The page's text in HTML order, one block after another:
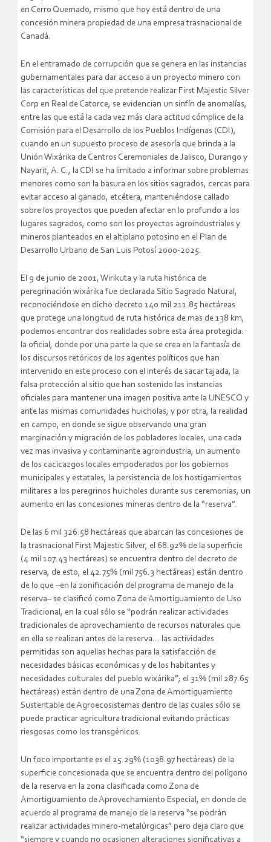
en Cerro Quemado, mismo que hoy está dentro de una
concesión minera propiedad de una empresa trasnacional de
Canadá.
En el entramado de corrupción que se genera en las instancias
gubernamentales para dar acceso a un proyecto minero con
las características del que pretende realizar First Majestic Silver
Corp en Real de Catorce, se evidencian un sinfín de anomalías,
entre las que está la cada vez más clara actitud cómplice de la
Comisión para el Desarrollo de los Pueblos Indígenas (CDI),
cuando en un supuesto proceso de asesoría que brinda a la
Unión Wixárika de Centros Ceremoniales de Jalisco, Durango y
Nayarit, A. C., la CDI se ha limitado a informar sobre problemas
menores como son la basura en los sitios sagrados, cercas para
evitar acceso al ganado, etcétera, manteniéndose callado
sobre los proyectos que pueden afectar en lo profundo a los
lugares sagrados, como son los proyectos agroindustriales y
mineros planteados en el altiplano potosino en el Plan de
Desarrollo Urbano de San Luis Potosí 2000-2025.
El 9 de junio de 2001, Wirikuta y la ruta histórica de
peregrinación wixárika fue declarada Sitio Sagrado Natural,
reconociéndose en dicho decreto 140 mil 211.85 hectáreas
que protege una longitud de ruta histórica de mas de 138 km,
podemos encontrar dos realidades sobre esta área protegida:
la oficial, donde por una parte la que se crea en la fantasía de
los discursos retóricos de los agentes políticos que han
intervenido en este proceso con el interés de sacar tajada, la
falsa protección al sitio que han sostenido las instancias
oficiales para mantener una imagen positiva ante la UNESCO y
ante las mismas comunidades huicholas; y por otra, la realidad
en campo, en donde se sigue observando una gran
marginación y migración de los pobladores locales, una cada
vez mas invasiva y contaminante agroindustria, un aumento
de los cacicazgos locales empoderados por los gobiernos
municipales y estatales, la persistencia de los hostigamientos
militares a los peregrinos huicholes durante sus ceremonias, un
aumento en las concesiones mineras dentro de la “reserva”.
De las 6 mil 326.58 hectáreas que abarcan las concesiones de
la trasnacional First Majestic Silver, el 68.92% de la superficie
(4 mil 107.43 hectáreas) se encuentra dentro del decreto de
reserva, de esto, el 42.75% (mil 756.3 hectáreas) están dentro
de lo que –en la zonificación del programa de manejo de la
reserva– se clasificó como Zona de Amortiguamiento de Uso
Tradicional, en la cual sólo se “podrán realizar actividades
tradicionales de aprovechamiento de recursos naturales que
en ella se realizan antes de la reserva… las actividades
permitidas son aquellas hechas para la satisfacción de
necesidades básicas económicas y de los habitantes y
necesidades culturales del pueblo wixárika”; el 31% (mil 287.65
hectáreas) están dentro de una Zona de Amortiguamiento
Sustentable de Agroecosistemas dentro de las cuales sólo se
puede practicar agricultura tradicional evitando prácticas
riesgosas como los transgénicos.
Un foco importante es el 25.29% (1038.97 hectáreas) de la
superficie concesionada que se encuentra dentro del polígono
de la reserva en la zona clasificada como Zona de
Amortiguamiento de Aprovechamiento Especial, en donde de
acuerdo al programa de manejo de la reserva “se podrán
realizar actividades minero-metalúrgicas” pero deja claro que
“siempre y cuando no ocasionen alteraciones significativas a